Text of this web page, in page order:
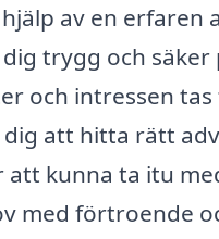
av en erfaren
trygg och säker
och intressen tas
dig att hitta rätt
att kunna ta itu
med förtroende